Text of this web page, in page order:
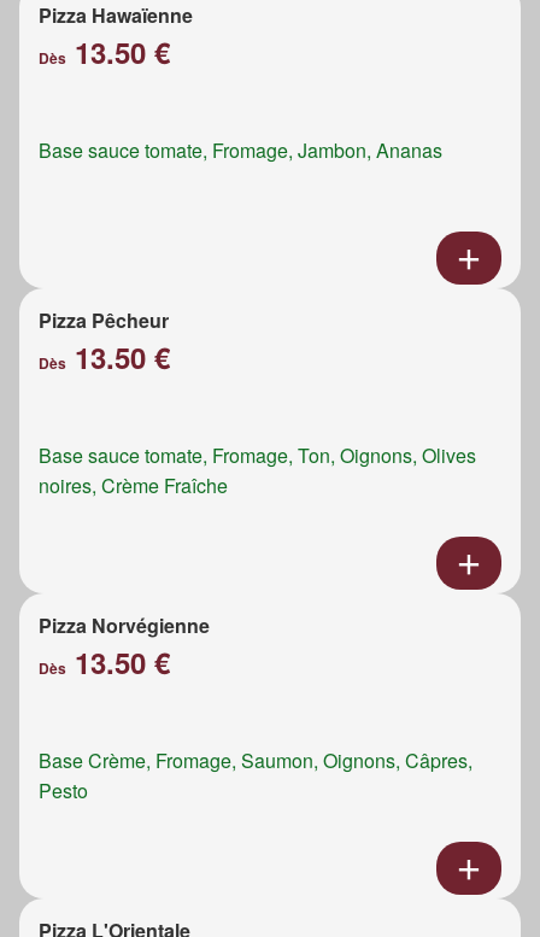
Pizza Hawaïenne
Dès 13.50 €
Base sauce tomate, Fromage, Jambon, Ananas
Pizza Pêcheur
Dès 13.50 €
Base sauce tomate, Fromage, Ton, Oignons, Olives
noires, Crème Fraîche
Pizza Norvégienne
Dès 13.50 €
Base Crème, Fromage, Saumon, Oignons, Câpres,
Pesto
Pizza L'Orientale